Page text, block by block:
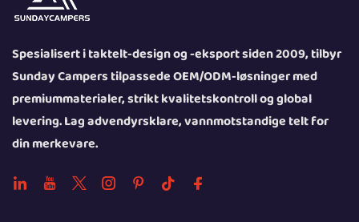
Spesialisert i taktelt-design og -eksport siden 2009, tilbyr
Sunday Campers tilpassede OEM/ODM-løsninger med
premiummaterialer, strikt kvalitetskontroll og global
levering. Lag advendyrsklare, vannmotstandige telt for
din merkevare.